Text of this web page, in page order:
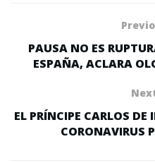
PAUSA NO ES
ESPAÑA, ACLARA
EL PRÍNCIPE CARLOS
CORONAVIRUS